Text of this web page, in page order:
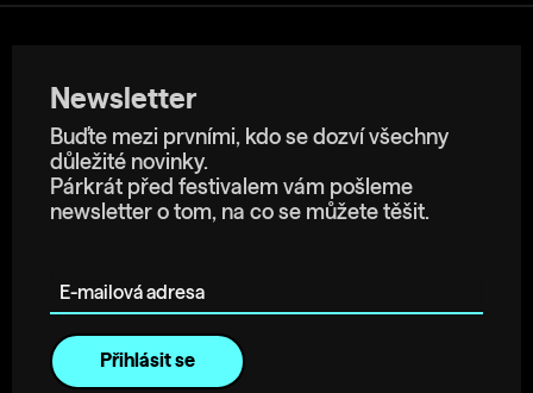
Newsletter
Buďte mezi prvními, kdo se dozví všechny
důležité novinky.
Párkrát před festivalem vám pošleme
newsletter o tom, na co se můžete těšit.